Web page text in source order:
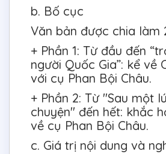
b. Bố cục
Văn bản được chia làm
+ Phần 1: Từ đầu đến
người Quốc Gia”: kể về
với cụ Phan Bội Châu.
+ Phần 2: Từ "Sau một
chuyện" đến hết: khắc
về cụ Phan Bội Châu.
c. Giá trị nội dung và